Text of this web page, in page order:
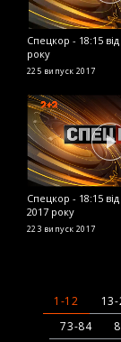
Спецкор - 18:15
року
225 випуск 2017
Спецкор - 18:15
2017 року
223 випуск 2017
1-12
73-84